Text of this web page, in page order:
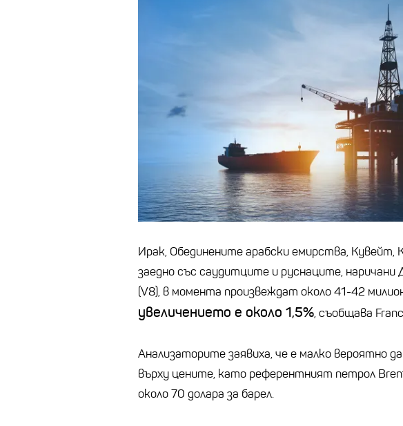
Ирак, Обединените арабски емирства, Кувейт,
заедно със саудитците и руснаците, наричани
(V8), в момента произвеждат около 41-42
увеличението е около 1,5%, съобщава
Анализаторите заявиха, че е малко вероятно
върху цените, като референтният петрол
около 70 долара за барел.